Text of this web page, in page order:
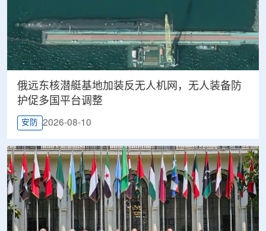
俄远东核潜艇基地加装反无人机网，无人装备防
护促多国平台调整
安防 2026-08-10